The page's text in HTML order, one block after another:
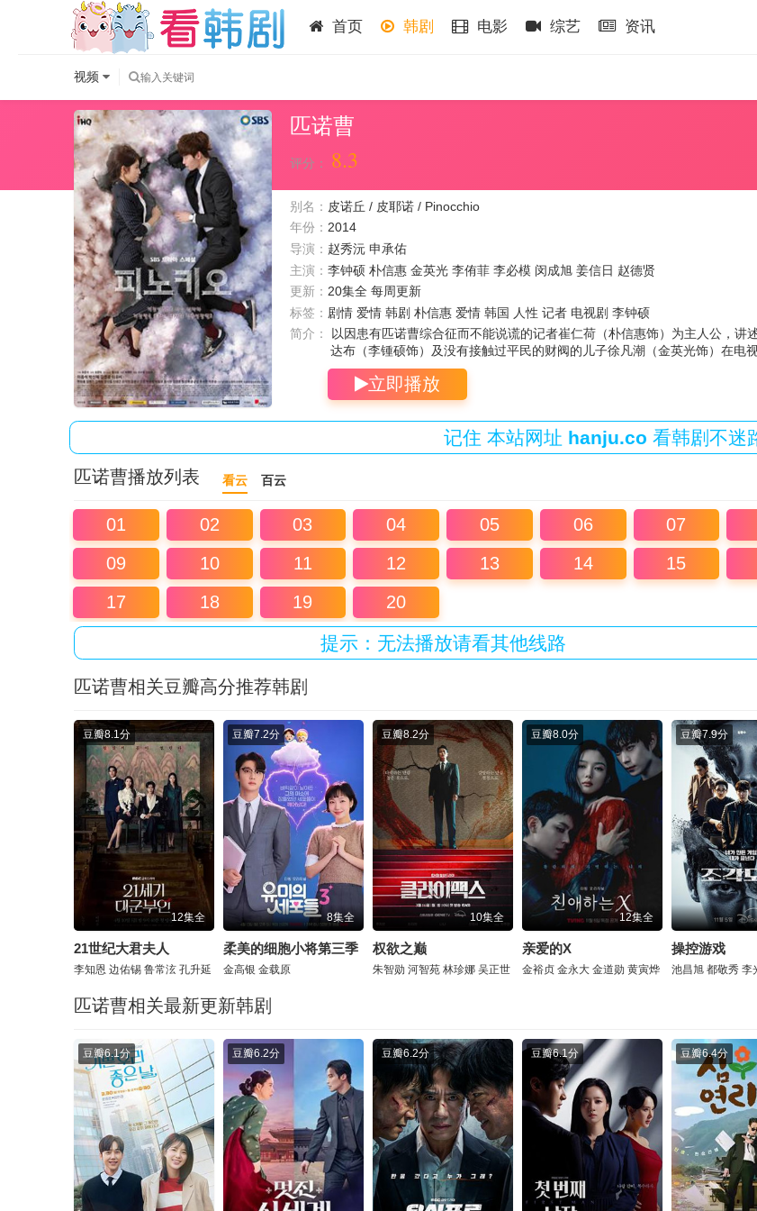
首页 韩剧 电影 综艺 资讯
视频
匹诺曹
评分： 8.3
别名： 皮诺丘 / 皮耶诺 / Pinocchio
年份： 2014
导演： 赵秀沅 申承佑
主演： 李钟硕 朴信惠 金英光 李侑菲 李必模 闵成旭 姜信日 赵德贤
更新： 20集全 每周更新
标签： 剧情 爱情 韩剧 朴信惠 爱情 韩国 人性 记者 电视剧 李钟硕
简介：
以因患有匹诺曹综合征而不能说谎的记者崔仁荷（朴信惠饰）为主人公，
达布（李锺硕饰）及没有接触过平民的财阀的儿子徐凡潮（金英光饰）在电视
立即播放
记住 本站网址 hanju.co 看韩剧不迷
匹诺曹播放列表 看云 百云
01 02 03 04 05 06 07
09
10 11 12 13 14 15
17
18 19 20
提示：无法播放请看其他线路
匹诺曹相关豆瓣高分推荐韩剧
豆瓣8.1分
12集全
21世纪大君夫人
李知恩 边佑锡 鲁常泫 孔升延
豆瓣7.2分
8集全
柔美的细胞小将第三季
金高银 金载原
豆瓣8.2分
10集全
权欲之巅
朱智勋 河智苑 林珍娜 吴正世
豆瓣8.0分
12集全
亲爱的X
金裕贞 金永大 金道勋 黄寅烨
豆瓣7.9分
操控游戏
池昌旭 都敬秀 李
匹诺曹相关最新更新韩剧
豆瓣6.1分 豆瓣6.2分 豆瓣6.2分 豆瓣6.1分 豆瓣6.4分